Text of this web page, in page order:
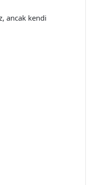
ancak kendi